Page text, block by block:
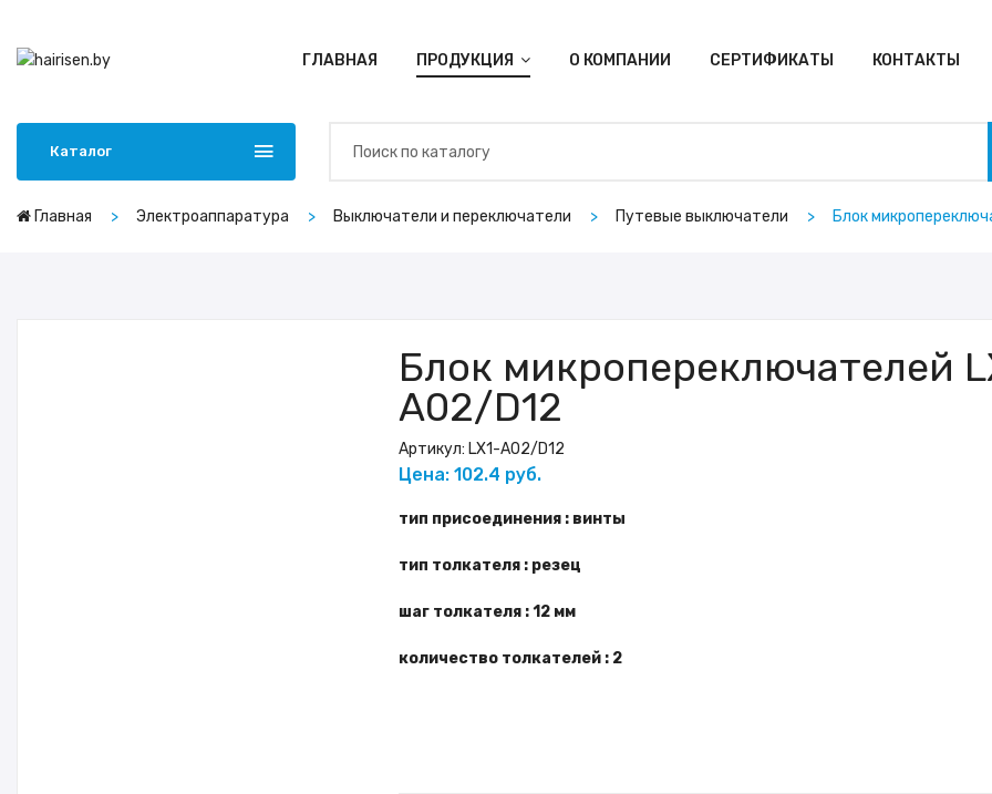
ГЛАВНАЯ ПРОДУКЦИЯ О КОМПАНИИ СЕРТИФИКАТЫ КОНТАКТЫ
Каталог
Главная Электроаппаратура Выключатели и переключатели Путевые выключатели Блок
Блок микропереключателей
A02/D12
Артикул: LX1-A02/D12
Цена: 102.4 руб.
тип присоединения : винты
тип толкателя : резец
шаг толкателя : 12 мм
количество толкателей : 2